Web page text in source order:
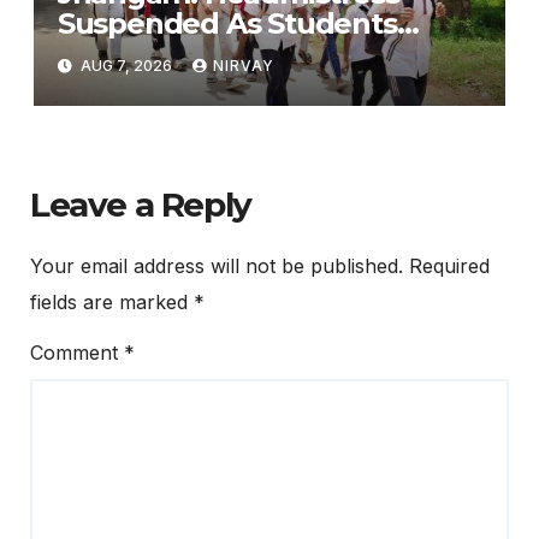
Suspended As Students
Leave Hostel Citing Poor
Facilities
AUG 7, 2026 NIRVAY
Leave a Reply
Your email address will not be published. Required
fields are marked *
Comment *